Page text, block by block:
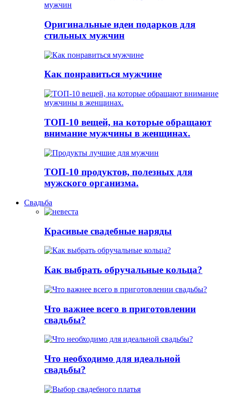
Оригинальные идеи подарков для
стильных мужчин
Как понравиться мужчине
ТОП-10 вещей, на которые обращают
внимание мужчины в женщинах.
ТОП-10 продуктов, полезных для
мужского организма.
Свадьба
Красивые свадебные наряды
Как выбрать обручальные кольца?
Что важнее всего в приготовлении
свадьбы?
Что необходимо для идеальной
свадьбы?